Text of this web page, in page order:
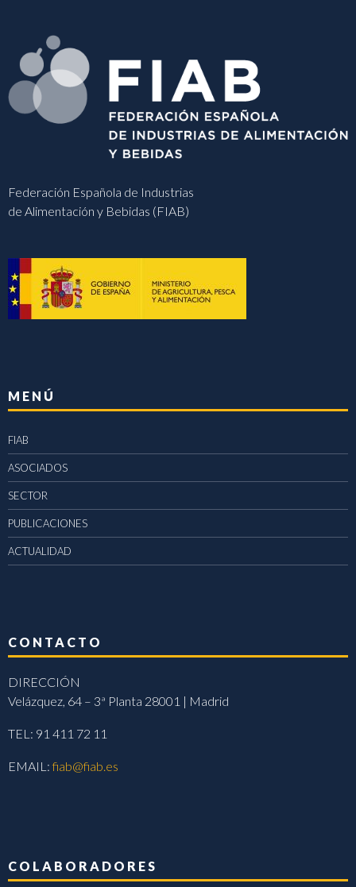
Federación Española de Industrias
de Alimentación y Bebidas (FIAB)
MENÚ
FIAB
ASOCIADOS
SECTOR
PUBLICACIONES
ACTUALIDAD
CONTACTO
DIRECCIÓN
Velázquez, 64 – 3ª Planta 28001 | Madrid
TEL: 91 411 72 11
EMAIL:fiab@fiab.es
COLABORADORES